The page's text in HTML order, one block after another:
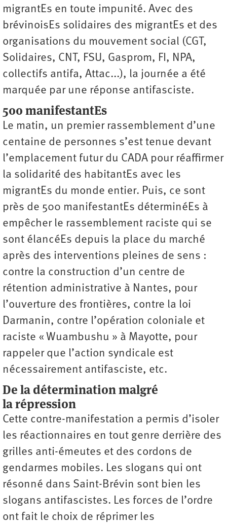
migrantEs en toute impunité. Avec des
brévinoisEs solidaires des migrantEs et des
organisations du mouvement social (CGT,
Solidaires, CNT, FSU, Gasprom, FI, NPA,
collectifs antifa, Attac...), la journée a été
marquée par une réponse antifasciste.
500 manifestantEs
Le matin, un premier rassemblement d’une
centaine de personnes s’est tenue devant
l’emplacement futur du CADA pour réaffirmer
la solidarité des habitantEs avec les
migrantEs du monde entier. Puis, ce sont
près de 500 manifestantEs déterminéEs à
empêcher le rassemblement raciste qui se
sont élancéEs depuis la place du marché
après des interventions pleines de sens :
contre la construction d’un centre de
rétention administrative à Nantes, pour
l’ouverture des frontières, contre la loi
Darmanin, contre l’opération coloniale et
raciste « Wuambushu » à Mayotte, pour
rappeler que l’action syndicale est
nécessairement antifasciste, etc.
De la détermination malgré
la répression
Cette contre-manifestation a permis d’isoler
les réactionnaires en tout genre derrière des
grilles anti-émeutes et des cordons de
gendarmes mobiles. Les slogans qui ont
résonné dans Saint-Brévin sont bien les
slogans antifascistes. Les forces de l’ordre
ont fait le choix de réprimer les